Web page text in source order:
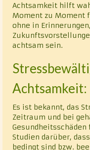
Achtsamkeit hilft
Moment zu Moment
ohne in
achtsam sein.
Achtsamkeit:
Es ist bekannt, das
Zeitraum und bei
Studien darüber,
bedingt sind bzw.